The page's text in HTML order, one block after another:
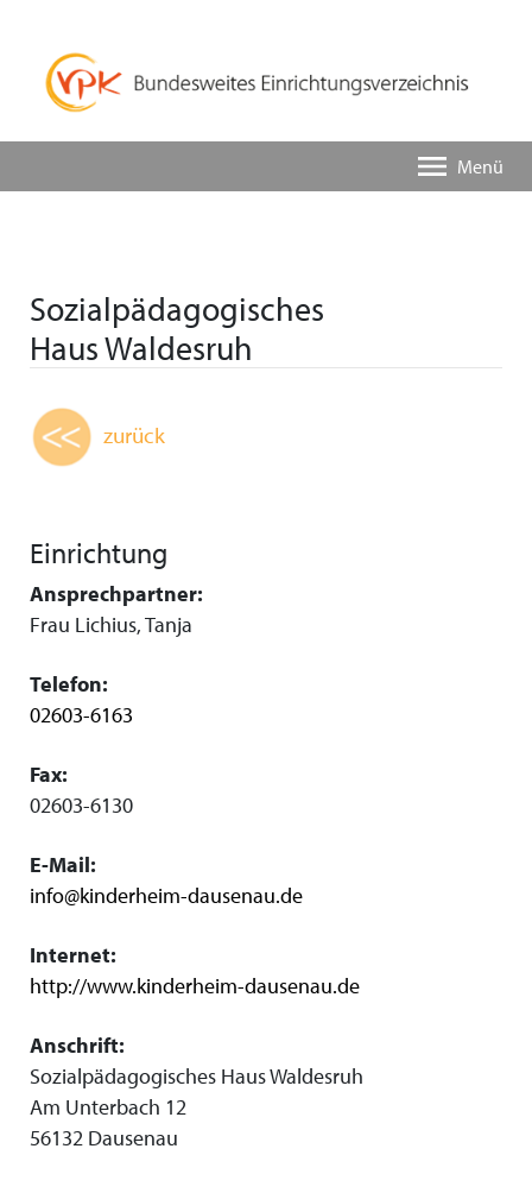
Menü
Sozialpädagogisches
Haus Waldesruh
zurück
Einrichtung
Ansprechpartner:
Frau Lichius, Tanja
Telefon:
02603-6163
Fax:
02603-6130
E-Mail:
info@kinderheim-dausenau.de
Internet:
http://www.kinderheim-dausenau.de
Anschrift:
Sozialpädagogisches Haus Waldesruh
Am Unterbach 12
56132 Dausenau